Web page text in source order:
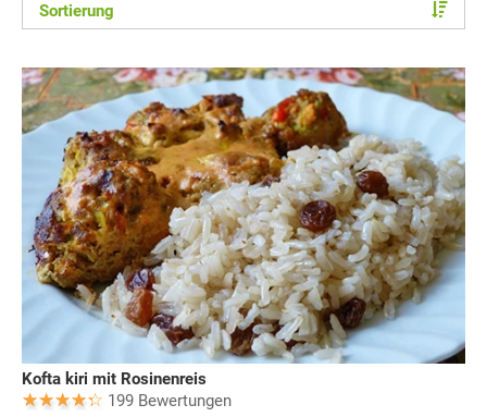
Sortierung
Kofta kiri mit Rosinenreis
199 Bewertungen